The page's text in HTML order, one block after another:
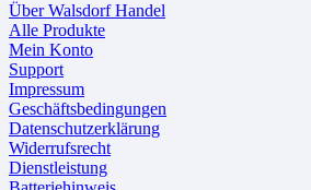
Über Walsdorf Handel
Alle Produkte
Mein Konto
Support
Impressum
Geschäftsbedingungen
Datenschutzerklärung
Widerrufsrecht
Dienstleistung